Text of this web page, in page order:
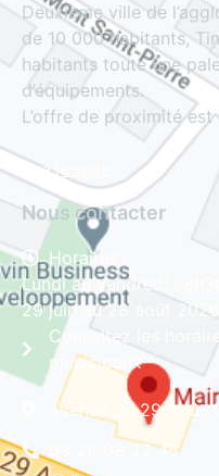
Deuxième ville de
de 10 000 habitants,
habitants toute une
d’équipements.
L’offre de proximité
Lire la suite
Nous contacter
Horaires
Lundi au vendredi :
29 juin au 28 août 2026)
Consultez les
municipaux
Avenue du 29 Août
03 26 08 23 45